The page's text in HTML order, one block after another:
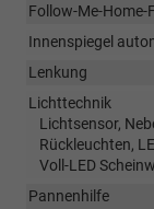
Follow-Me-Home-
Innenspiegel
Lenkung
Lichttechnik
Lichtsensor,
Rückleuchten,
Voll-LED
Pannenhilfe